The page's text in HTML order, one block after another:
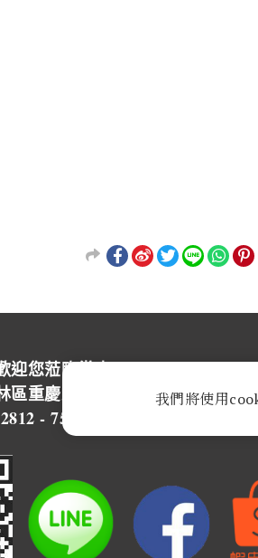
迎您蒞臨賞車~ ~
區重慶北路四段244號 營業時
- 7500
我們將使用